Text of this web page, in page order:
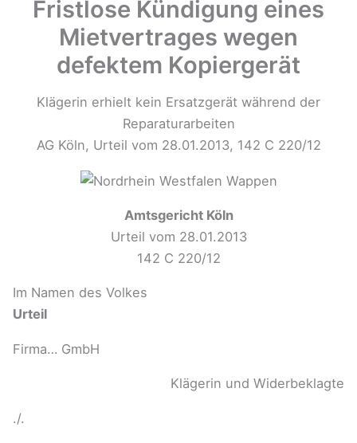
Fristlose Kündigung eines
Mietvertrages wegen
defektem Kopiergerät
Klägerin erhielt kein Ersatzgerät während der
Reparaturarbeiten
AG Köln, Urteil vom 28.01.2013, 142 C 220/12
Amtsgericht Köln
Urteil vom 28.01.2013
142 C 220/12
Im Namen des Volkes
Urteil
Firma… GmbH
Klägerin und Widerbeklagte
./.